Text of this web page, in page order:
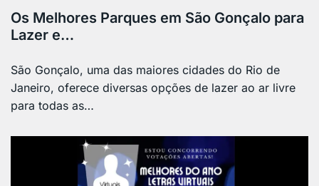
Os Melhores Parques em São Gonçalo para
Lazer e…
São Gonçalo, uma das maiores cidades do Rio de
Janeiro, oferece diversas opções de lazer ao ar livre
para todas as…